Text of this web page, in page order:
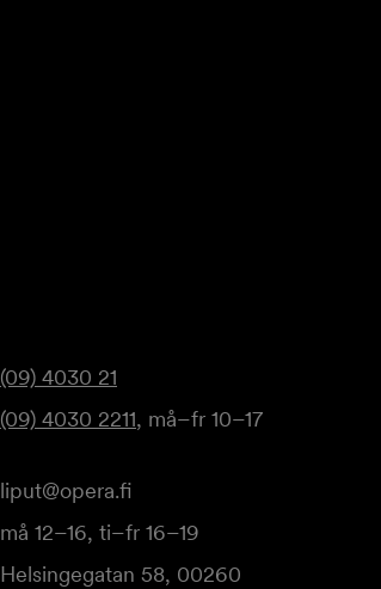
(09) 4030 21
(09) 4030 2211, må–fr 10–17
liput@opera.fi
må 12–16, ti–fr 16–19
Helsingegatan 58, 00260